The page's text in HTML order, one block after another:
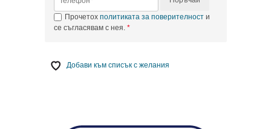
Прочетох политиката за поверителности
се съгласявам с нея.
Добави към списък с желания